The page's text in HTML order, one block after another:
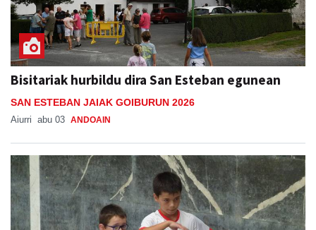
Bisitariak hurbildu dira San Esteban egunean
SAN ESTEBAN JAIAK GOIBURUN 2026
Aiurri abu 03 ANDOAIN